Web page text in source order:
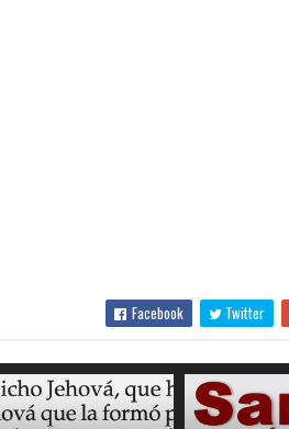
Facebook Twitter